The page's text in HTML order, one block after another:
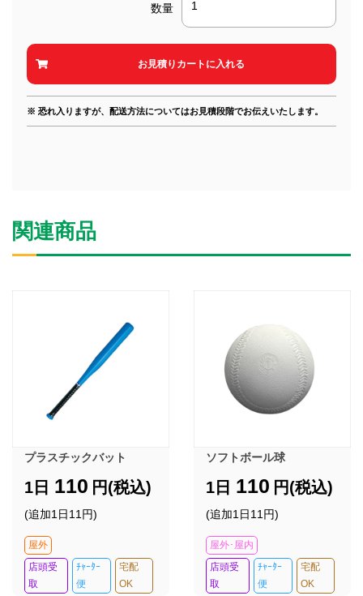
数量
※ 恐れ入りますが、配送方法についてはお見積段階でお伝えいたします。
関連商品
プラスチックバット
1日 110 円(税込)
(追加1日11円)
屋外
店頭受
取
ﾁｬｰﾀｰ
便
宅配
OK
ソフトボール球
1日 110 円(税込)
(追加1日11円)
屋外･屋内
店頭受
取
ﾁｬｰﾀｰ
便
宅配
OK